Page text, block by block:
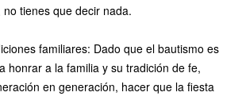
tienes que decir nada.
familiares: Dado que el bautismo es
honrar a la familia y su tradición de fe,
en generación, hacer que la fiesta